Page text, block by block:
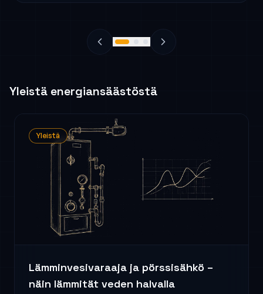
Yleistä energiansäästöstä
Yleistä
Lämminvesivaraaja ja pörssisähkö –
näin lämmität veden halvalla